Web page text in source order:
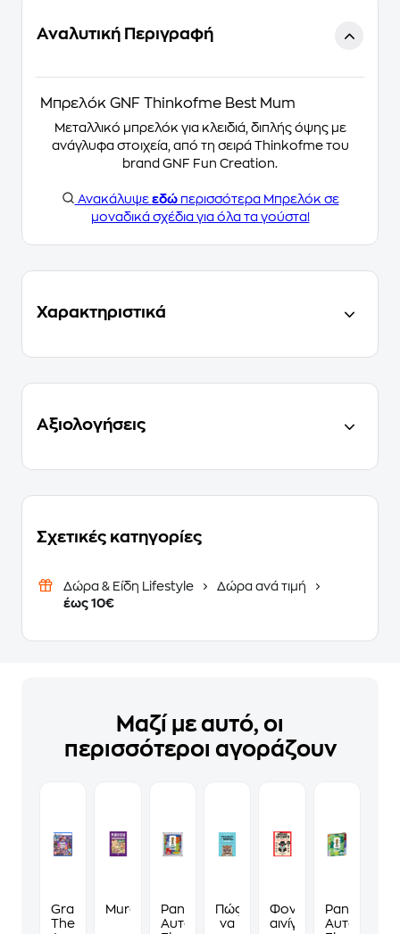
Αναλυτική Περιγραφή
Μπρελόκ GNF Thinkofme Best Mum
Μεταλλικό μπρελόκ για κλειδιά, διπλής όψης με
ανάγλυφα στοιχεία, από τη σειρά Thinkofme του
brand GNF Fun Creation.
Ανακάλυψε εδώπερισσότερα Μπρελόκ σε
μοναδικά σχέδια για όλα τα γούστα!
Χαρακτηριστικά
Αξιολογήσεις
Σχετικές κατηγορίες
Δώρα & Είδη Lifestyle
Δώρα ανά τιμή
έως 10€
Μαζί με αυτό, οι
περισσότεροι αγοράζουν
Grand
Theft
MurdokuPanini
Αυτοκόλλητα
Πώς
να
Φονικά
αινίγματα
Panini